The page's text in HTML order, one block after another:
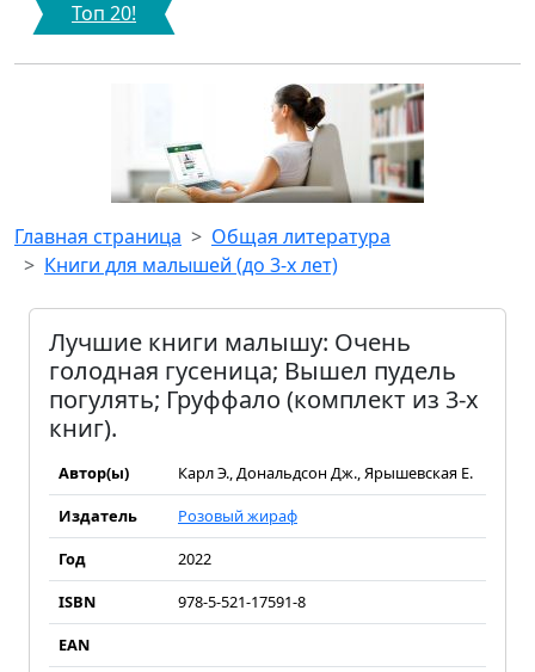
Топ 20!
Главная страница
Общая литература
Книги для малышей (до 3-х лет)
Лучшие книги малышу: Очень
голодная гусеница; Вышел пудель
погулять; Груффало (комплект из 3-х
книг).
Автор(ы)
Карл Э., Дональдсон Дж., Ярышевская Е.
Издатель
Розовый жираф
Год
2022
ISBN
978-5-521-17591-8
EAN